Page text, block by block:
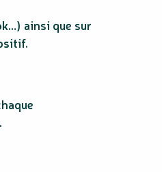
ainsi que sur